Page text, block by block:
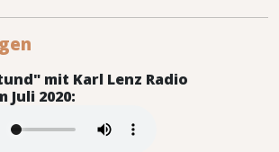
mit Karl Lenz Radio
Juli 2020: